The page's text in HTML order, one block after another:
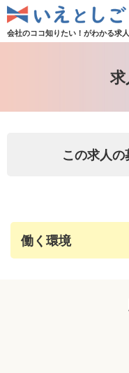
会社のココ知りたい！がわかる求
この求人の
働く環境